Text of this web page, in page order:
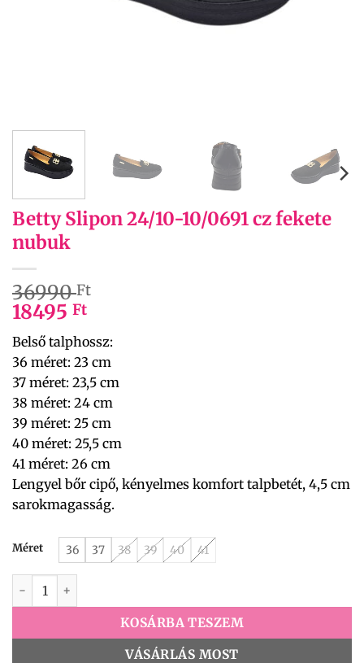
Betty Slipon 24/10-10/0691 cz fekete
nubuk
36990Ft
18495 Ft
Belső talphossz:
36 méret: 23 cm
37 méret: 23,5 cm
38 méret: 24 cm
39 méret: 25 cm
40 méret: 25,5 cm
41 méret: 26 cm
Lengyel bőr cipő, kényelmes komfort talpbetét, 4,5 cm
sarokmagasság.
Méret 36 37 38 39 40 41
Betty Slipon 24/10-10/0691 cz fekete nubuk mennyiség
KOSÁRBA TESZEM
VÁSÁRLÁS MOST